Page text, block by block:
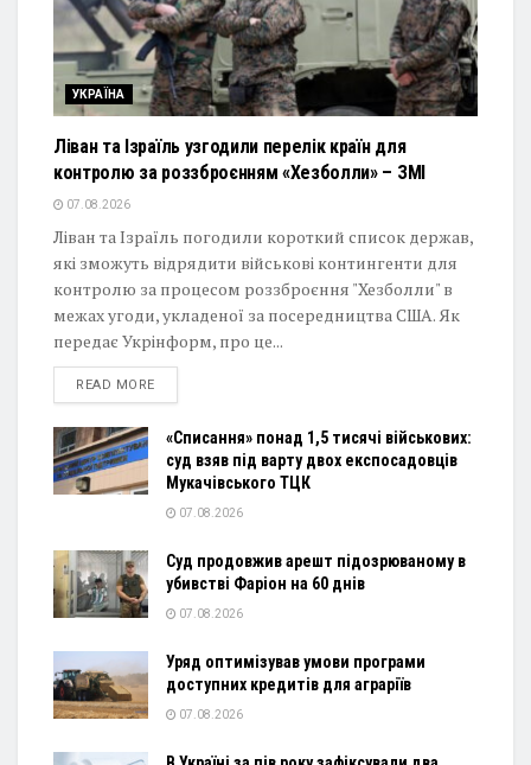
УКРАЇНА
Ліван та Ізраїль узгодили перелік країн для
контролю за роззброєнням «Хезболли» – ЗМІ
07.08.2026
Ліван та Ізраїль погодили короткий список держав,
які зможуть відрядити військові контингенти для
контролю за процесом роззброєння "Хезболли" в
межах угоди, укладеної за посередництва США. Як
передає Укрінформ, про це...
READ MOREDETAILS
«Списання» понад 1,5 тисячі військових:
суд взяв під варту двох експосадовців
Мукачівського ТЦК
07.08.2026
Суд продовжив арешт підозрюваному в
убивстві Фаріон на 60 днів
07.08.2026
Уряд оптимізував умови програми
доступних кредитів для аграріїв
07.08.2026